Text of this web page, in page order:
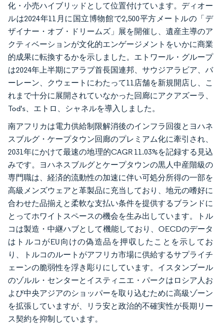
化・小売ハイブリッドとして位置付けています。ディオー
ルは2024年11月に国立博物館で2,500平方メートルの「デ
ザイナー・オブ・ドリームズ」展を開催し、遺産主導のア
クティベーションが文化的エンゲージメントをいかに商業
的成果に転換するかを示しました。エトワール・グループ
は2024年上半期にアラブ首長国連邦、サウジアラビア、バ
ーレーン、クウェートにわたって11店舗を新規開店し、こ
れまで十分に展開されていなかった回廊にアクアズーラ、
Tod's、エトロ、シャネルを導入しました。
南アフリカは電力供給制限解消後のインフラ回復とヨハネ
スブルグ・ケープタウン回廊のプレミアム化に牽引され、
2031年にかけて最速の地理的CAGR 11.03%を記録する見込
みです。ヨハネスブルグとケープタウンの黒人中産階級の
専門職は、経済的流動性の加速に伴い可処分所得の一部を
高級メンズウェアと革製品に充当しており、地元の嗜好に
合わせた品揃えと柔軟な支払い条件を提供するブランドに
とってホワイトスペースの機会を生み出しています。トル
コは製造・中継ハブとして機能しており、OECDのデータ
はトルコがEU向けの偽造品を押収したことを示してお
り、トルコのルートがアフリカ市場に供給するサプライチ
ェーンの脆弱性を浮き彫りにしています。イスタンブール
のゾルル・センターとイスティニエ・パークはロシア人お
よび中央アジアのショッパーを取り込むために高級ゾーン
を拡張していますが、リラ安と政治的不確実性が長期リー
ス契約を抑制しています。